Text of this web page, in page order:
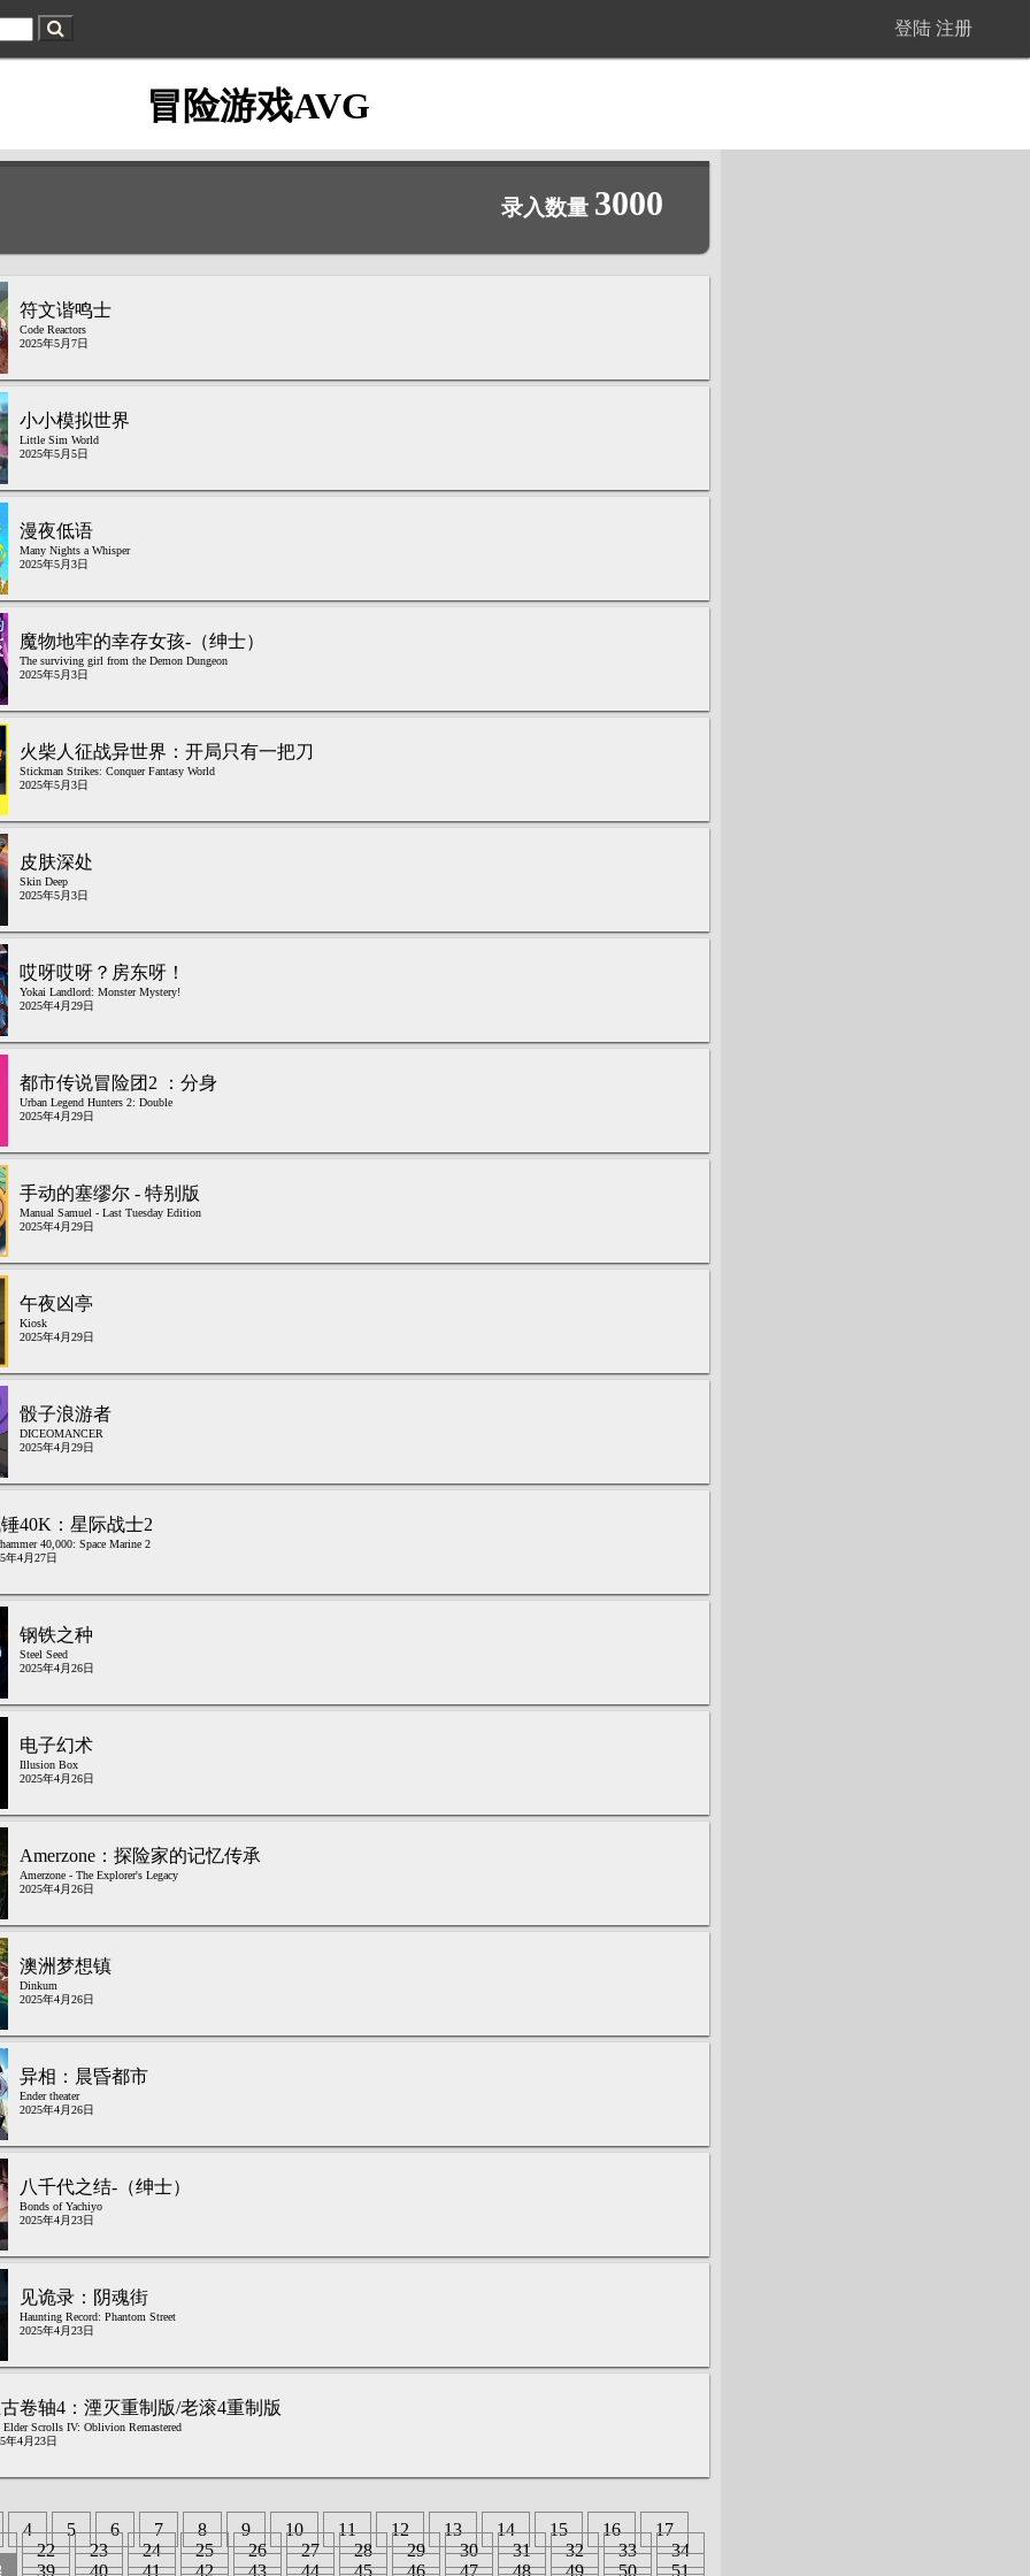
登陆 注册
冒险游戏AVG
录入数量 3000
符文谐鸣士
Code Reactors
2025年5月7日
小小模拟世界
Little Sim World
2025年5月5日
漫夜低语
Many Nights a Whisper
2025年5月3日
魔物地牢的幸存女孩-（绅士）
The surviving girl from the Demon Dungeon
2025年5月3日
火柴人征战异世界：开局只有一把刀
Stickman Strikes: Conquer Fantasy World
2025年5月3日
皮肤深处
Skin Deep
2025年5月3日
哎呀哎呀？房东呀！
Yokai Landlord: Monster Mystery!
2025年4月29日
都市传说冒险团2 ：分身
Urban Legend Hunters 2: Double
2025年4月29日
手动的塞缪尔 - 特别版
Manual Samuel - Last Tuesday Edition
2025年4月29日
午夜凶亭
Kiosk
2025年4月29日
骰子浪游者
DICEOMANCER
2025年4月29日
40K：星际战士2
40,000: Space Marine 2
年4月27日
钢铁之种
Steel Seed
2025年4月26日
电子幻术
Illusion Box
2025年4月26日
Amerzone：探险家的记忆传承
Amerzone - The Explorer's Legacy
2025年4月26日
澳洲梦想镇
Dinkum
2025年4月26日
异相：晨昏都市
Ender theater
2025年4月26日
八千代之结-（绅士）
Bonds of Yachiyo
2025年4月23日
见诡录：阴魂街
Haunting Record: Phantom Street
2025年4月23日
卷轴4：湮灭重制版/老滚4重制版
Elder Scrolls IV: Oblivion Remastered
年4月23日
4 5 6 7 8 9 10 11 12 13 14 15 16
17
22 23 24 25 26 27 28 29 30 31 32 33
34
39 40 41 42 43 44 45 46 47 48 49 50 51